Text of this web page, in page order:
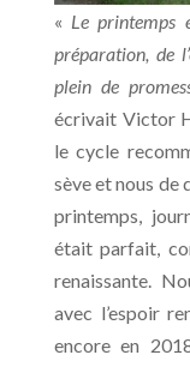
« Le printemps
préparation, de
plein de
écrivait Victor
le cycle
sève et nous de
printemps,
était parfait,
renaissante.
avec l’espoir
encore en